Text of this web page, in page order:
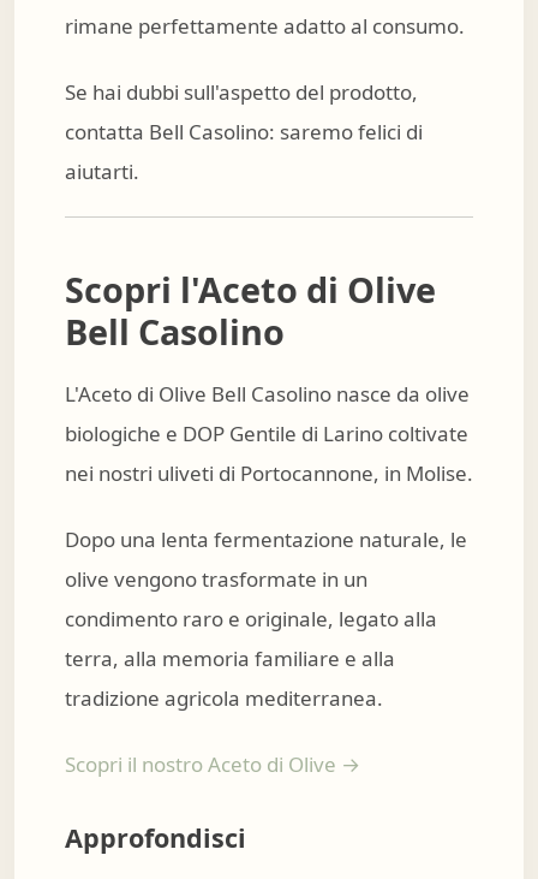
rimane perfettamente adatto al consumo.
Se hai dubbi sull'aspetto del prodotto,
contatta Bell Casolino: saremo felici di
aiutarti.
Scopri l'Aceto di Olive
Bell Casolino
L'Aceto di Olive Bell Casolino nasce da olive
biologiche e DOP Gentile di Larino coltivate
nei nostri uliveti di Portocannone, in Molise.
Dopo una lenta fermentazione naturale, le
olive vengono trasformate in un
condimento raro e originale, legato alla
terra, alla memoria familiare e alla
tradizione agricola mediterranea.
Scopri il nostro Aceto di Olive →
Approfondisci